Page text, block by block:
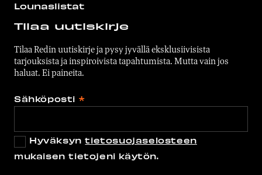
Lounaslistat
Tilaa uutiskirje
Tilaa Redin uutiskirje ja pysy jyvällä eksklusiivisista
tarjouksista ja inspiroivista tapahtumista. Mutta vain jos
haluat. Ei paineita.
Sähköposti *
Hyväksyntietosuojaselosteen
mukaisen tietojeni käytön.